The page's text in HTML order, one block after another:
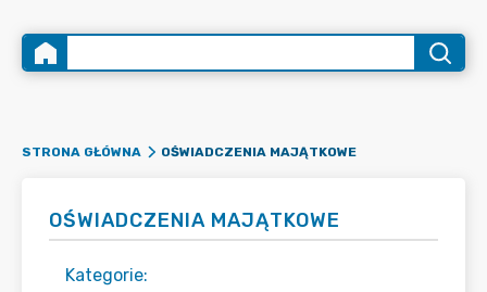
STRONA GŁÓWNA OŚWIADCZENIA MAJĄTKOWE
OŚWIADCZENIA MAJĄTKOWE
Kategorie: